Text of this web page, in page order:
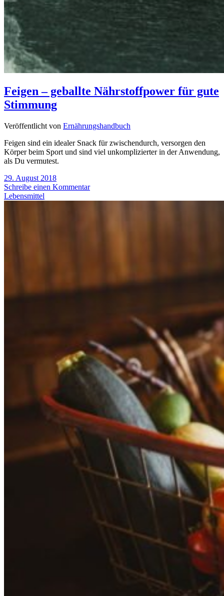
Feigen – geballte Nährstoffpower für gute
Stimmung
Veröffentlicht von Ernährungshandbuch
Feigen sind ein idealer Snack für zwischendurch, versorgen den
Körper beim Sport und sind viel unkomplizierter in der Anwendung,
als Du vermutest.
29. August 2018
Schreibe einen Kommentar
Lebensmittel